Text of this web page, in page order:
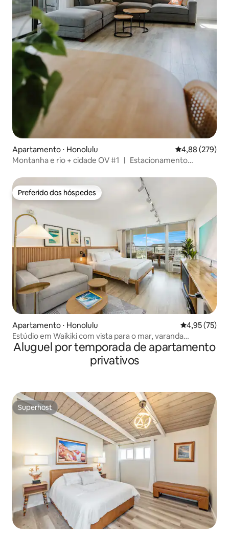
Apartamento ⋅ Honolulu 4,88 de uma
4,88 (279)
Montanha e rio + cidade OV #1 ㅣ Estacionamento
Preferido dos hóspedes
Preferido dos hóspedes
Apartamento ⋅ Honolulu 4,95 de uma
4,95 (75)
Estúdio em Waikiki com vista para o mar, varanda
privativa, cama king size
Aluguel por temporada de apartamento
privativos
Superhost
Superhost